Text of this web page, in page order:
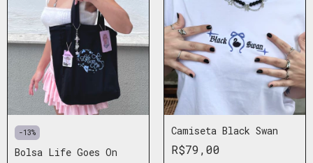
-13%
Bolsa Life Goes On
Camiseta Black Swan
R$79,00